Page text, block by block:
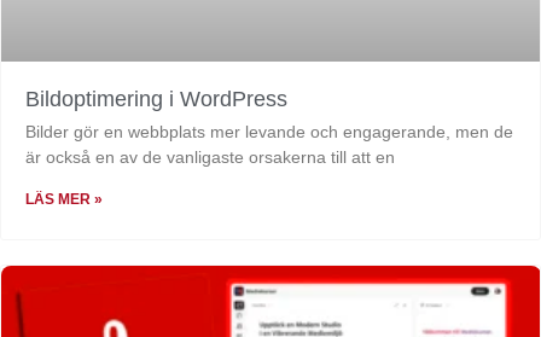
Bildoptimering i WordPress
Bilder gör en webbplats mer levande och engagerande, men de
är också en av de vanligaste orsakerna till att en
LÄS MER »